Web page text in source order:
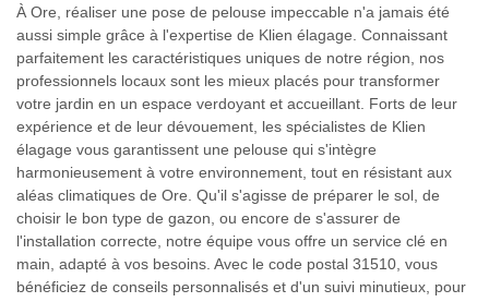
À Ore, réaliser une pose de pelouse impeccable n'a jamais été
aussi simple grâce à l'expertise de Klien élagage. Connaissant
parfaitement les caractéristiques uniques de notre région, nos
professionnels locaux sont les mieux placés pour transformer
votre jardin en un espace verdoyant et accueillant. Forts de leur
expérience et de leur dévouement, les spécialistes de Klien
élagage vous garantissent une pelouse qui s'intègre
harmonieusement à votre environnement, tout en résistant aux
aléas climatiques de Ore. Qu'il s'agisse de préparer le sol, de
choisir le bon type de gazon, ou encore de s'assurer de
l'installation correcte, notre équipe vous offre un service clé en
main, adapté à vos besoins. Avec le code postal 31510, vous
bénéficiez de conseils personnalisés et d'un suivi minutieux, pour